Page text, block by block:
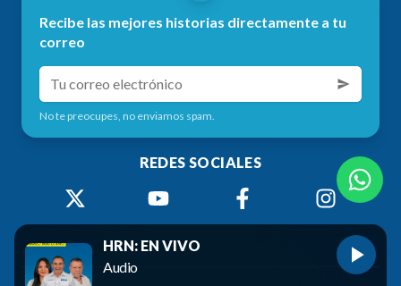
Recibe las mejores historias directamente a tu
correo
No te preocupes, no enviamos spam.
REDES SOCIALES
HRN: EN VIVO
Audio